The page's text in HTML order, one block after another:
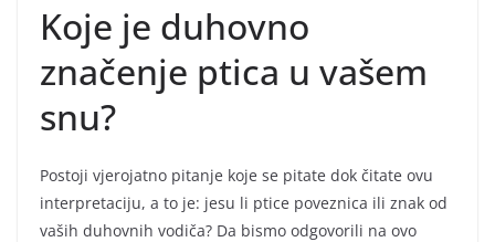
Koje je duhovno
značenje ptica u vašem
snu?
Postoji vjerojatno pitanje koje se pitate dok čitate ovu
interpretaciju, a to je: jesu li ptice poveznica ili znak od
vaših duhovnih vodiča? Da bismo odgovorili na ovo